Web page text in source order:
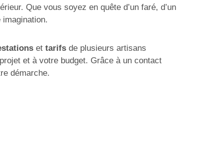
Que vous soyez en quête d’un faré, d’un
et tarifs de plusieurs artisans
et à votre budget. Grâce à un contact
démarche.